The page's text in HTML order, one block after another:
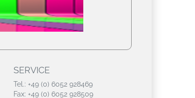
SERVICE
Tel.: +49 (0) 6052 928469
Fax: +49 (0) 6052 928509